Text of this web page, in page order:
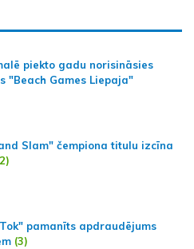
piekto gadu norisināsies
"Beach Games Liepaja"
Slam" čempiona titulu izcīna
pamanīts apdraudējums
(3)